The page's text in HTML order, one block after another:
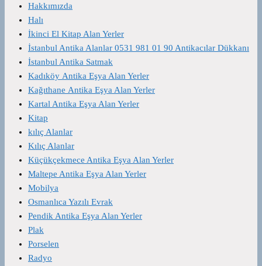
Hakkımızda
Halı
İkinci El Kitap Alan Yerler
İstanbul Antika Alanlar 0531 981 01 90 Antikacılar Dükkanı
İstanbul Antika Satmak
Kadıköy Antika Eşya Alan Yerler
Kağıthane Antika Eşya Alan Yerler
Kartal Antika Eşya Alan Yerler
Kitap
kılıç Alanlar
Kılıç Alanlar
Küçükçekmece Antika Eşya Alan Yerler
Maltepe Antika Eşya Alan Yerler
Mobilya
Osmanlıca Yazılı Evrak
Pendik Antika Eşya Alan Yerler
Plak
Porselen
Radyo